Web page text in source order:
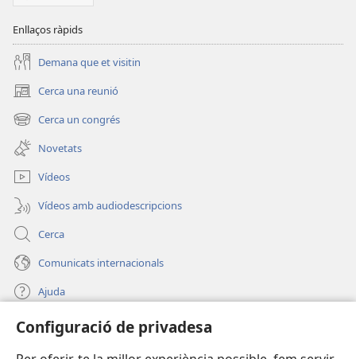
Configuració de privadesa
Enllaços ràpids
Demana que et visitin
Cerca una reunió
(obre
una
finestra
nova)
Cerca un congrés
(obre
una
finestra
nova)
Novetats
Vídeos
Vídeos amb audiodescripcions
Cerca
Comunicats internacionals
Ajuda
Donacions
una